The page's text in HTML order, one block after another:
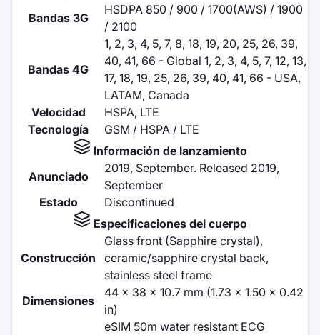
Bandas 3G
HSDPA 850 / 900 / 1700(AWS) / 1900
/ 2100
Bandas 4G
1, 2, 3, 4, 5, 7, 8, 18, 19, 20, 25, 26, 39,
40, 41, 66 - Global 1, 2, 3, 4, 5, 7, 12, 13,
17, 18, 19, 25, 26, 39, 40, 41, 66 - USA,
LATAM, Canada
Velocidad
HSPA, LTE
Tecnología
GSM / HSPA / LTE
Información de lanzamiento
Anunciado
2019, September. Released 2019,
September
Estado
Discontinued
Especificaciones del cuerpo
Construcción
Glass front (Sapphire crystal),
ceramic/sapphire crystal back,
stainless steel frame
Dimensiones
44 x 38 x 10.7 mm (1.73 x 1.50 x 0.42
in)
eSIM 50m water resistant ECG